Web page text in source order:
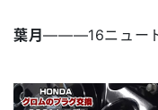
葉月―――16ニュート